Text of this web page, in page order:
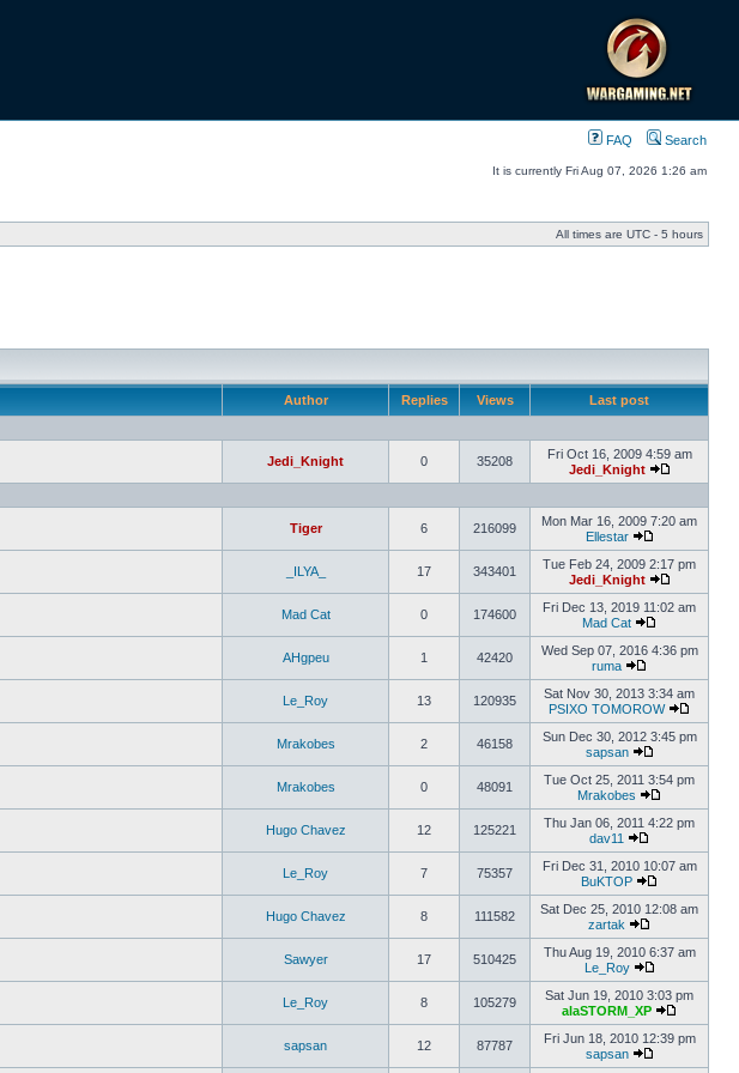
FAQ Search
It is currently Fri Aug 07, 2026 1:26 am
All times are UTC - 5 hours
Author Replies Views Last post
Jedi_Knight 0 35208
Fri Oct 16, 2009 4:59 am
Jedi_Knight
Tiger 6 216099
Mon Mar 16, 2009 7:20 am
Ellestar
_ILYA_ 17 343401
Tue Feb 24, 2009 2:17 pm
Jedi_Knight
Mad Cat 0 174600
Fri Dec 13, 2019 11:02 am
Mad Cat
AHgpeu 1 42420
Wed Sep 07, 2016 4:36 pm
ruma
Le_Roy 13 120935
Sat Nov 30, 2013 3:34 am
PSIXO TOMOROW
Mrakobes 2 46158
Sun Dec 30, 2012 3:45 pm
sapsan
Mrakobes 0 48091
Tue Oct 25, 2011 3:54 pm
Mrakobes
Hugo Chavez 12 125221
Thu Jan 06, 2011 4:22 pm
dav11
Le_Roy 7 75357
Fri Dec 31, 2010 10:07 am
BuKTOP
Hugo Chavez 8 111582
Sat Dec 25, 2010 12:08 am
zartak
Sawyer 17 510425
Thu Aug 19, 2010 6:37 am
Le_Roy
Le_Roy 8 105279
Sat Jun 19, 2010 3:03 pm
alaSTORM_XP
sapsan 12 87787
Fri Jun 18, 2010 12:39 pm
sapsan